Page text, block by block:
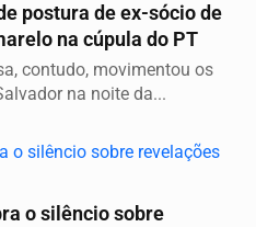
postura de ex-sócio de
na cúpula do PT
contudo, movimentou os
na noite da...
o silêncio sobre